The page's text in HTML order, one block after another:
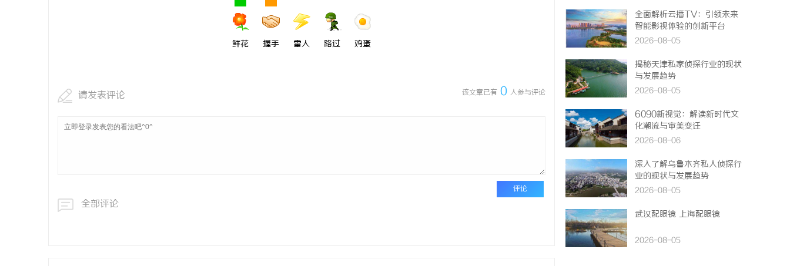
鲜花 握手 雷人 路过 鸡蛋
该文章已有 0 人参与评论
请发表评论
评论
全部评论
全面解析云播TV：引领未来
智能影视体验的创新平台
2026-08-05
揭秘天津私家侦探行业的现状
与发展趋势
2026-08-05
6090新视觉：解读新时代文
化潮流与审美变迁
2026-08-06
深入了解乌鲁木齐私人侦探行
业的现状与发展趋势
2026-08-05
武汉配眼镜 上海配眼镜
2026-08-05